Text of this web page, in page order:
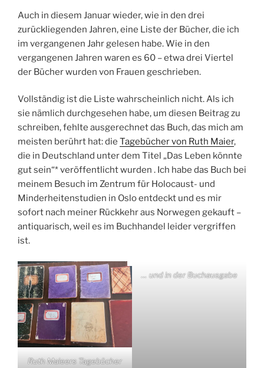
Auch in diesem Januar wieder, wie in den drei
zurückliegenden Jahren, eine Liste der Bücher, die ich
im vergangenen Jahr gelesen habe. Wie in den
vergangenen Jahren waren es 60 – etwa drei Viertel
der Bücher wurden von Frauen geschrieben.
Vollständig ist die Liste wahrscheinlich nicht. Als ich
sie nämlich durchgesehen habe, um diesen Beitrag zu
schreiben, fehlte ausgerechnet das Buch, das mich am
meisten berührt hat: die Tagebücher von Ruth Maier,
die in Deutschland unter dem Titel „Das Leben könnte
gut sein“* veröffentlicht wurden . Ich habe das Buch bei
meinem Besuch im Zentrum für Holocaust- und
Minderheitenstudien in Oslo entdeckt und es mir
sofort nach meiner Rückkehr aus Norwegen gekauft –
antiquarisch, weil es im Buchhandel leider vergriffen
ist.
Ruth Maieers Tagebücher
… und in der Buchausgabe